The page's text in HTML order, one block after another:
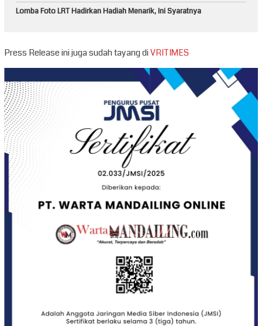
Lomba Foto LRT Hadirkan Hadiah Menarik, Ini Syaratnya
Press Release ini juga sudah tayang diVRITIMES